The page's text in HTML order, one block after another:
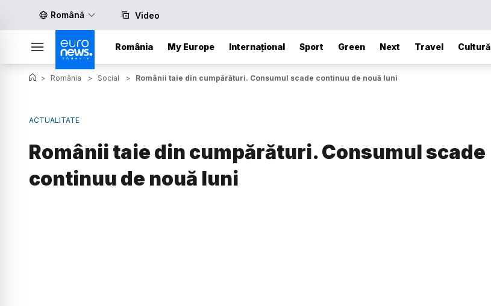
Română Video
România My Europe Internațional Sport Green Next Travel Cultură
> România > Social > Românii taie din cumpărături. Consumul scade continuu de nouă luni
ACTUALITATE
Românii taie din cumpărături. Consumul scade
continuu de nouă luni